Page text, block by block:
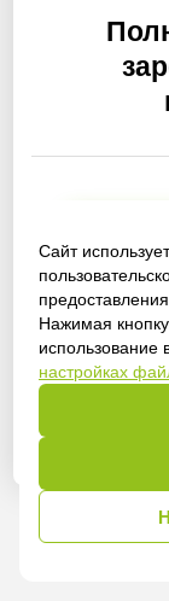
Сайт
Нажимая
использование
настройках